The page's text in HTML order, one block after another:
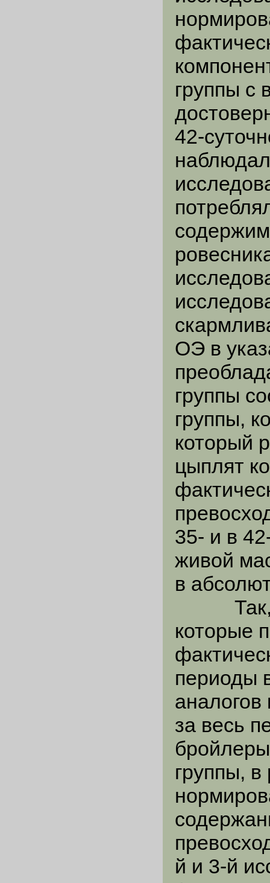
группы с
42-
ОЭ в
группы
группы,
который
цыплят
35- и в
живой
в
Так,
которые
периоды
за весь
группы,
й и 3-й